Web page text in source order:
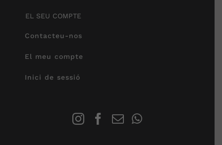
EL SEU COMPTE
Contacteu-nos
El meu compte
Inici de sessió